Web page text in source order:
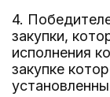
4.
закупки,
исполнения
закупке